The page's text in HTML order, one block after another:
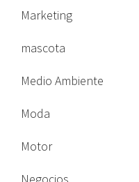
Marketing
mascota
Medio Ambiente
Moda
Motor
Negocios